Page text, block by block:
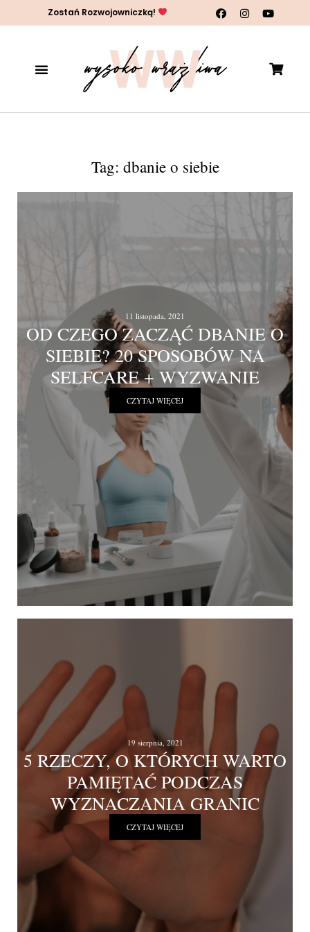
Zostań Rozwojowniczką!
Tag: dbanie o siebie
11 listopada, 2021
OD CZEGO ZACZĄĆ DBANIE O
SIEBIE? 20 SPOSOBÓW NA
SELFCARE + WYZWANIE
CZYTAJ WIĘCEJ
19 sierpnia, 2021
5 RZECZY, O KTÓRYCH WARTO
PAMIĘTAĆ PODCZAS
WYZNACZANIA GRANIC
CZYTAJ WIĘCEJ